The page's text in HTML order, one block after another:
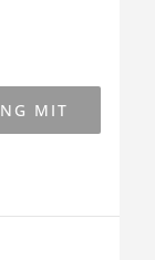
MIT